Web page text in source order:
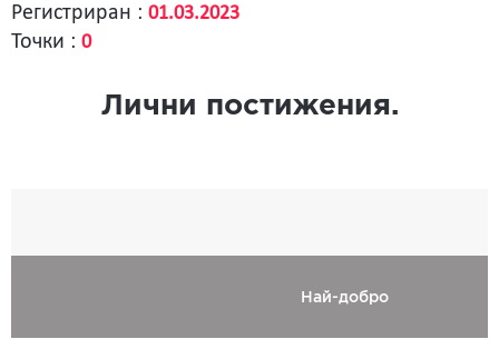
Регистриран : 01.03.2023
Точки : 0
Лични постижения.
Най-добро